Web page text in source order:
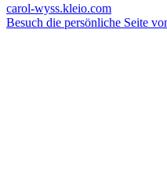
carol-wyss.kleio.com
Besuch die persönliche Seite